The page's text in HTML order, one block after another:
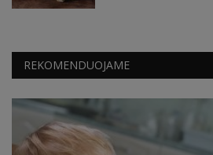
REKOMENDUOJAME